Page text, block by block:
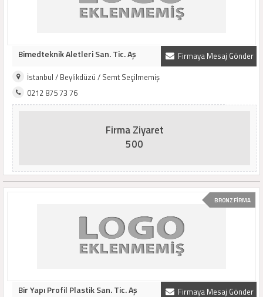
Firmaya Mesaj Gönder
Bimedteknik Aletleri San. Tic. Aş
İstanbul / Beylikdüzü / Semt Seçilmemiş
0212 875 73 76
Firma Ziyaret
500
BRONZ FİRMA
Firmaya Mesaj Gönder
Bir Yapı Profil Plastik San. Tic. Aş